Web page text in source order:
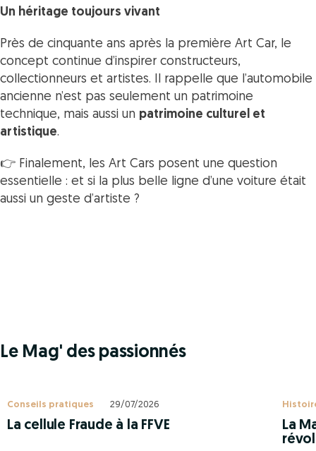
Un héritage toujours vivant
Près de cinquante ans après la première Art Car, le
concept continue d’inspirer constructeurs,
collectionneurs et artistes. Il rappelle que l’automobile
ancienne n’est pas seulement un patrimoine
technique, mais aussi un patrimoine culturel et
artistique.
👉 Finalement, les Art Cars posent une question
essentielle : et si la plus belle ligne d’une voiture était
aussi un geste d’artiste ?
Le Mag' des passionnés
Conseils pratiques 29/07/2026
La cellule Fraude à la FFVE
La